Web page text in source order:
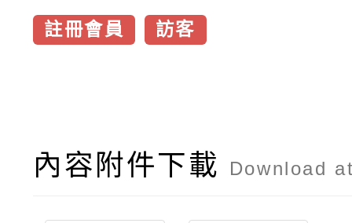
註冊會員 訪客
內容附件下載 Download